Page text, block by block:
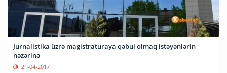
Jurnalistika üzrə magistraturaya qəbul olmaq istəyənlərin
nəzərinə
21-04-2017